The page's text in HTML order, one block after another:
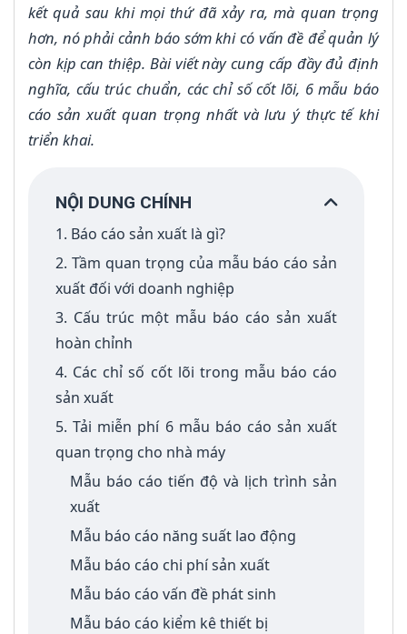
kết quả sau khi mọi thứ đã xảy ra, mà quan trọng
hơn, nó phải cảnh báo sớm khi có vấn đề để quản lý
còn kịp can thiệp. Bài viết này cung cấp đầy đủ định
nghĩa, cấu trúc chuẩn, các chỉ số cốt lõi, 6 mẫu báo
cáo sản xuất quan trọng nhất và lưu ý thực tế khi
triển khai.
NỘI DUNG CHÍNH
1. Báo cáo sản xuất là gì?
2. Tầm quan trọng của mẫu báo cáo sản
xuất đối với doanh nghiệp
3. Cấu trúc một mẫu báo cáo sản xuất
hoàn chỉnh
4. Các chỉ số cốt lõi trong mẫu báo cáo
sản xuất
5. Tải miễn phí 6 mẫu báo cáo sản xuất
quan trọng cho nhà máy
Mẫu báo cáo tiến độ và lịch trình sản
xuất
Mẫu báo cáo năng suất lao động
Mẫu báo cáo chi phí sản xuất
Mẫu báo cáo vấn đề phát sinh
Mẫu báo cáo kiểm kê thiết bị